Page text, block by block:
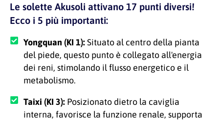
Le solette Akusoli attivano 17 punti diversi!
Ecco i 5 più importanti:
Yongquan (KI 1):Situato al centro della pianta
del piede, questo punto è collegato all'energia
dei reni, stimolando il flusso energetico e il
metabolismo.
Taixi (KI 3): Posizionato dietro la caviglia
interna, favorisce la funzione renale, supporta